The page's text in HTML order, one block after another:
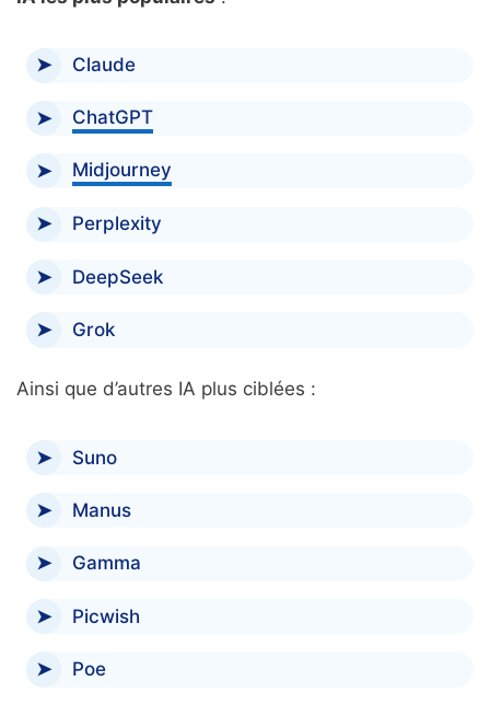
Claude
ChatGPT
Midjourney
Perplexity
DeepSeek
Grok
Ainsi que d’autres IA plus ciblées :
Suno
Manus
Gamma
Picwish
Poe